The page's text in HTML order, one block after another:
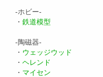
-ホビー-
・ 鉄道模型
-陶磁器-
・ ウェッジウッド
・ ヘレンド
・ マイセン